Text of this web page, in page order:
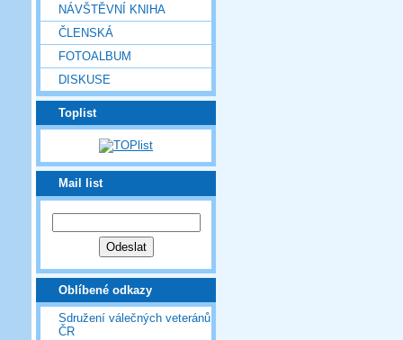
NÁVŠTĚVNÍ KNIHA
ČLENSKÁ
FOTOALBUM
DISKUSE
Toplist
Mail list
Oblíbené odkazy
Sdružení válečných veteránů
ČR